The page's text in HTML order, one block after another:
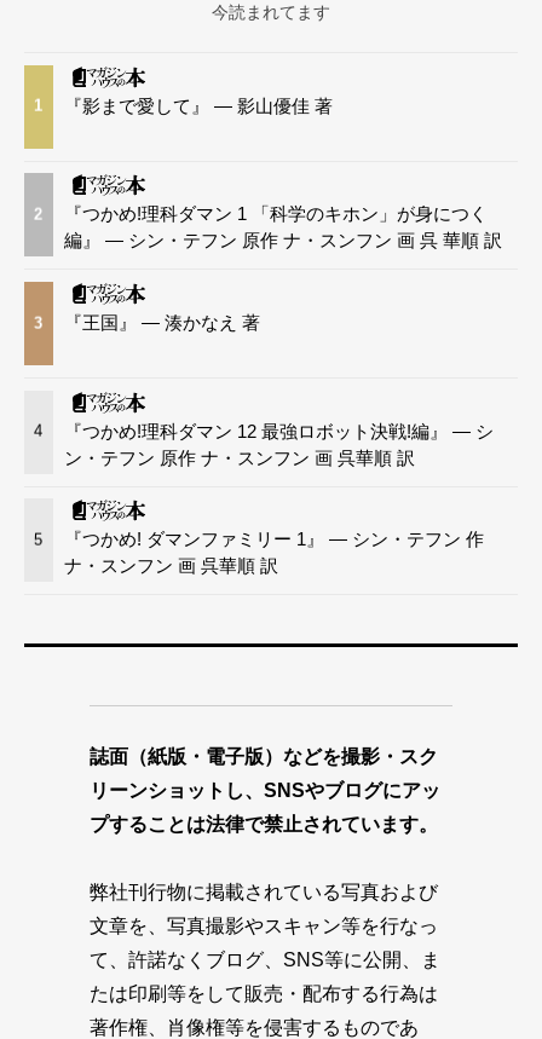
今読まれてます
1 『影まで愛して』 — 影山優佳 著
2
『つかめ!理科ダマン 1 「科学のキホン」が身につく
編』 — シン・テフン 原作 ナ・スンフン 画 呉 華順 訳
3 『王国』 — 湊かなえ 著
4
『つかめ!理科ダマン 12 最強ロボット決戦!編』 — シ
ン・テフン 原作 ナ・スンフン 画 呉華順 訳
5
『つかめ! ダマンファミリー 1』 — シン・テフン 作
ナ・スンフン 画 呉華順 訳
誌面（紙版・電子版）などを撮影・スク
リーンショットし、SNSやブログにアッ
プすることは法律で禁止されています。
弊社刊行物に掲載されている写真および
文章を、写真撮影やスキャン等を行なっ
て、許諾なくブログ、SNS等に公開、ま
たは印刷等をして販売・配布する行為は
著作権、肖像権等を侵害するものであ